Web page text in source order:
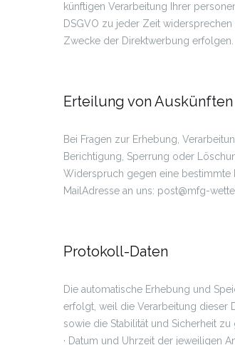
künftigen Verarbeitung Ihrer
DSGVO zu jeder Zeit
Zwecke der Direktwerbung erfolgen.
Erteilung von Auskünften
Bei Fragen zur Erhebung,
Berichtigung, Sperrung oder
Widerspruch gegen eine bestimmte
MailAdresse an uns: post@mfg-
Protokoll-Daten
Die automatische Erhebung und
erfolgt, weil die Verarbeitung dieser
sowie die Stabilität und Sicherheit
· Datum und Uhrzeit der jeweiligen